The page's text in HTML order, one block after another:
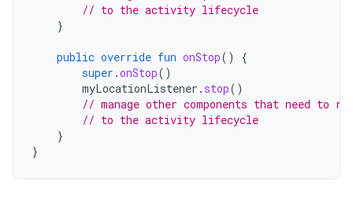
// to the activity lifecycle
}
public override fun onStop()
{
super .onStop()
myLocationListener . stop()
// manage other components that need to
// to the activity lifecycle
}
}